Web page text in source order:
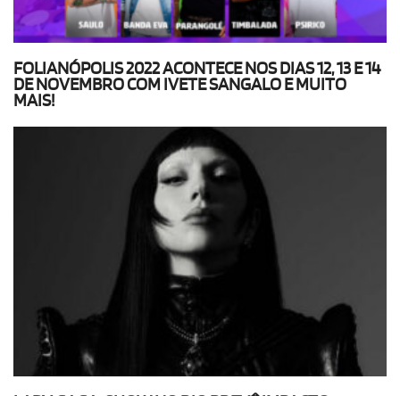
FOLIANÓPOLIS 2022 ACONTECE NOS DIAS 12, 13 E 14
DE NOVEMBRO COM IVETE SANGALO E MUITO
MAIS!